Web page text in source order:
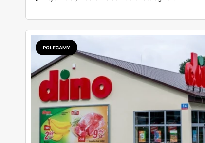
piórniki, plecaki, farby, kleje. Poniżej cała lista przyborów
szkolnych z cenami i terminami.
POLECAMY